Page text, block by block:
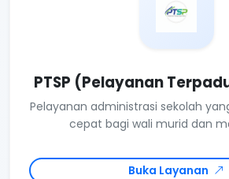
PTSP (Pelayanan
Pelayanan administrasi sekolah
cepat bagi wali murid dan
Buka Layanan